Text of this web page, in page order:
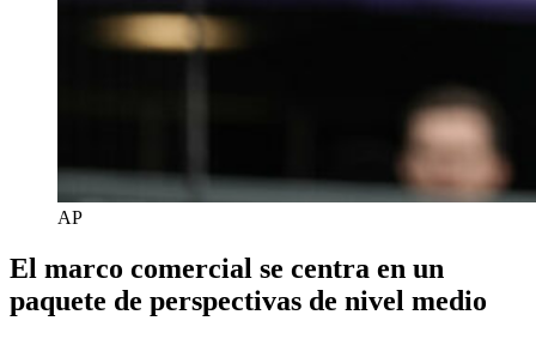
AP
El marco comercial se centra en un
paquete de perspectivas de nivel medio